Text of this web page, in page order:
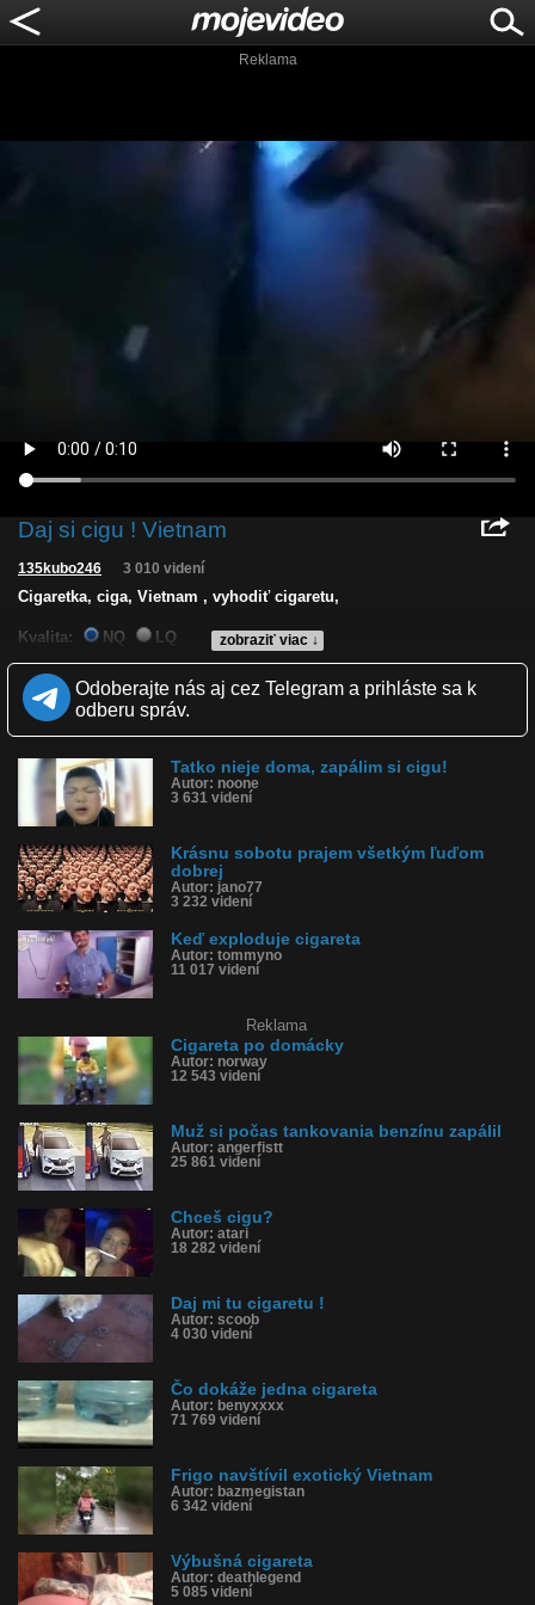
Reklama
Daj si cigu ! Vietnam
zobraziť viac ↓
135kubo246 3 010 videní
Cigaretka, ciga, Vietnam , vyhodiť cigaretu,
Kvalita: NQ
LQ
Zverejnené: 18.11.2018 13:43
Páči sa: 0% (5 hlasov)
Obľúbené: 0
Komentárov: 1
Dľžka: 0:10
Tagy: cigareta, vietnam
História sledovanosti videa:
Odoberajte nás aj cez Telegram a prihláste sa k
odberu správ.
Tatko nieje doma, zapálim si cigu!
Autor: noone
3 631 videní
Krásnu sobotu prajem všetkým ľuďom
dobrej
Autor: jano77
3 232 videní
Keď exploduje cigareta
Autor: tommyno
11 017 videní
Reklama
Cigareta po domácky
Autor: norway
12 543 videní
Muž si počas tankovania benzínu zapálil
Autor: angerfistt
25 861 videní
Chceš cigu?
Autor: atari
18 282 videní
Daj mi tu cigaretu !
Autor: scoob
4 030 videní
Čo dokáže jedna cigareta
Autor: benyxxxx
71 769 videní
Frigo navštívil exotický Vietnam
Autor: bazmegistan
6 342 videní
Výbušná cigareta
Autor: deathlegend
5 085 videní